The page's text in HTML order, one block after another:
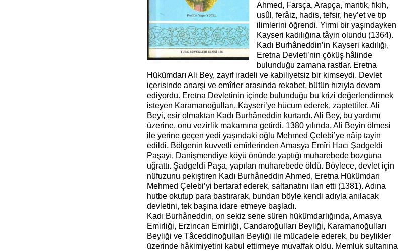
Ahmed, Farsça, Arapça, mantık, fıkıh,
usûl, ferâiz, hadis, tefsir, hey’et ve tıp
ilimlerini öğrendi. Yirmi bir yaşındayken
Kayseri kadılığına tâyin olundu (1364).
Kadı Burhâneddin’in Kayseri kadılığı,
Eretna Devleti’nin çöküş hâlinde
bulunduğu zamana rastlar. Eretna
Hükümdarı Ali Bey, zayıf iradeli ve kabiliyetsiz bir kimseydi. Devlet
içerisinde anarşi ve emîrler arasında rekabet, bütün hızıyla devam
ediyordu. Eretna Devletinin içinde bulunduğu bu krizi değerlendirmek
isteyen Karamanoğulları, Kayseri’ye hücum ederek, zaptettiler. Ali
Beyi, esir olmaktan Kadı Burhâneddin kurtardı. Ali Bey, bu yardımı
üzerine, onu vezirlik makamına getirdi. 1380 yılında, Ali Beyin ölmesi
ile yerine geçen yedi yaşındaki oğlu Mehmed Çelebi’ye nâip tayin
edildi. Bölgenin kuvvetli emîrlerinden Amasya Emîri Hacı Şadgeldi
Paşayı, Danişmendiye köyü önünde yaptığı muharebede bozguna
uğrattı. Şadgeldi Paşa, yapılan muharebede öldü. Böylece, devlet için
nüfuzunu pekiştiren Kadı Burhâneddin Ahmed, Eretna Hükümdarı
Mehmed Çelebi’yi bertaraf ederek, saltanatını ilan etti (1381). Adına
hutbe okutup para bastırarak, bundan böyle kendi adıyla anılacak
devletini, tek başına idare etmeye başladı.
Kadı Burhâneddin, on sekiz sene süren hükümdarlığında, Amasya
Emirliği, Erzincan Emirliği, Candaroğulları Beyliği, Karamanoğulları
Beyliği ve Tâceddinoğulları Beyliği ile mücadele ederek, bu beylikler
üzerinde hâkimiyetini kabul ettirmeye muvaffak oldu. Memluk sultanına